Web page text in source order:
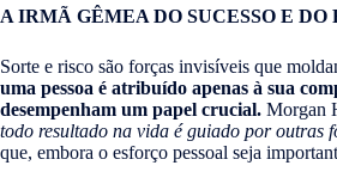
A IRMÃ GÊMEA DO SUCESSO E DO
Sorte e risco são forças invisíveis que
uma pessoa é atribuído apenas à sua
desempenham um papel crucial. Morgan
todo resultado na vida é guiado por outras
que, embora o esforço pessoal seja